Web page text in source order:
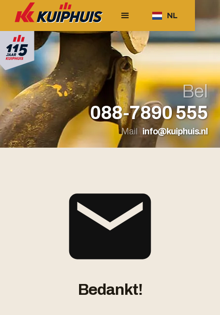
NL
Bel
088-7890 555
Mail info@kuiphuis.nl
Bedankt!